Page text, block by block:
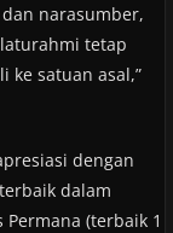
narasumber,
tetap
ke satuan asal,”
dengan
dalam
(terbaik 1